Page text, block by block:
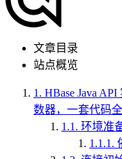
文章目录
站点概览
1. HBase Java
数器，一套代码
1.1. 环境准
1.1.1.